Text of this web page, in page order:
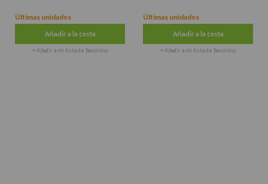
Últimas unidades
Añadir a la cesta
+ Añadir a mi lista de favoritos
Últimas unidades
Añadir a la cesta
+ Añadir a mi lista de favoritos